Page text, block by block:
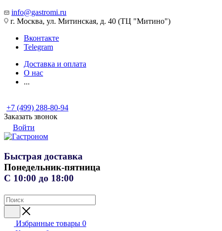
info@gastromi.ru
г. Москва, ул. Митинская, д. 40 (ТЦ "Митино")
Вконтакте
Telegram
Доставка и оплата
О нас
...
+7 (499) 288-80-94
Заказать звонок
Войти
Быстрая доставка
Понедельник-пятница
С 10:00 до 18:00
Избранные товары 0